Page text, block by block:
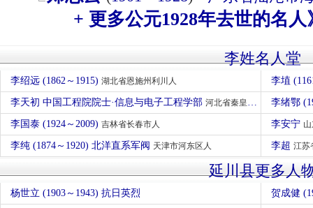
+ 更多公元1928年去世的名人
李姓名人堂
李绍远 (1862～1915) 湖北省恩施州利川人 李埴
李天初 中国工程院院士·信息与电子工程学部 河北省秦皇岛市海港区人 李绪鄂
李国泰 (1924～2009) 吉林省长春市人 李安宁
李纯 (1874～1920) 北洋直系军阀 天津市河东区人 李超 江苏
延川县更多人
杨世立 (1903～1943) 抗日英烈 贺成健